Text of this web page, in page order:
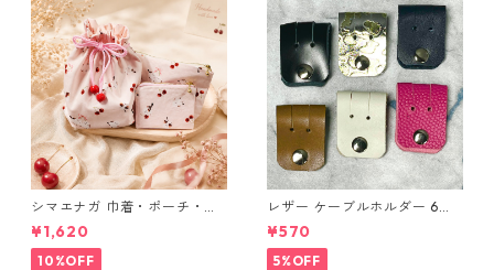
シマエナガ 巾着・ポーチ・ミ
ニポーチ(カード収納にも) ３
点セット さくらんぼ柄×淡いピ
ンク
¥1,620
10%OFF
レザー ケーブルホルダー 6個
セット
¥570
5%OFF